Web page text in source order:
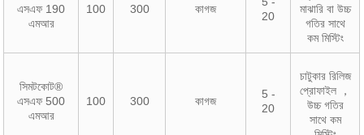
এসএফ 190
এমআর
100 300 কাগজ
20
মাঝারি বা উচ্চ
গতির সাথে
কম মিস্টিং
সিমটকোট®
এসএফ 500
এমআর
100 300 কাগজ
5 -
20
চাটুকার রিলিজ
প্রোফাইল ，
উচ্চ গতির
সাথে কম